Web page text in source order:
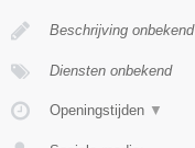
Beschrijving onbekend
Diensten onbekend
Openingstijden ▼